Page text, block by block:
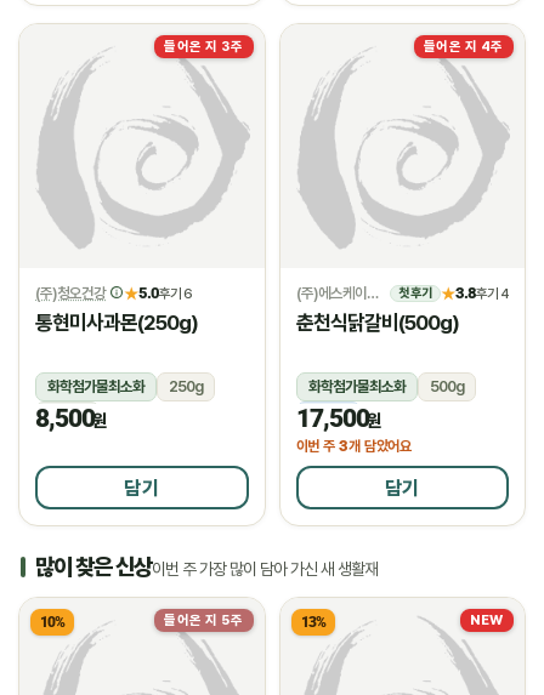
들어온 지 3주
(주)청오건강 ★5.0후기 6
통현미사과몬(250g)
화학첨가물최소화
250g
상온
8,500원
담기
들어온 지 4주
(주)에스케이위드 첫 후기 ★3.8후기 4
춘천식닭갈비(500g)
화학첨가물최소화
500g
냉동
17,500원
이번 주 3개 담았어요
담기
많이 찾은 신상이번 주 가장 많이 담아 가신 새 생활재
들어온 지 5주
10% NEW
13%